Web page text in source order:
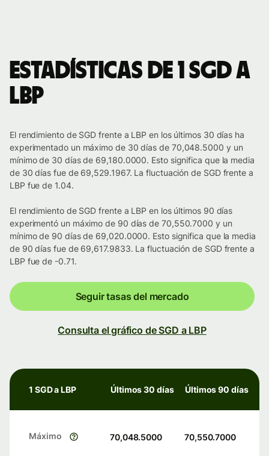
Estadísticas de 1 SGD a
LBP
El rendimiento de SGD frente a LBP en los últimos 30 días ha
experimentado un máximo de 30 días de 70,048.5000 y un
mínimo de 30 días de 69,180.0000. Esto significa que la media
de 30 días fue de 69,529.1967. La fluctuación de SGD frente a
LBP fue de 1.04.
El rendimiento de SGD frente a LBP en los últimos 90 días
experimentó un máximo de 90 días de 70,550.7000 y un
mínimo de 90 días de 69,020.0000. Esto significa que la media
de 90 días fue de 69,617.9833. La fluctuación de SGD frente a
LBP fue de -0.71.
Seguir tasas del mercado
Consulta el gráfico de SGD a LBP
1 SGD a LBP Últimos 30 días Últimos 90 días
Máximo 70,048.5000 70,550.7000